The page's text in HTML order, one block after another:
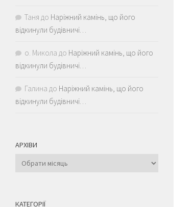
Таня до Наріжний камінь, що його
відкинули будівничі…
о. Микола до Наріжний камінь, що його
відкинули будівничі…
Галина до Наріжний камінь, що його
відкинули будівничі…
АРХІВИ
Архіви
КАТЕГОРІЇ